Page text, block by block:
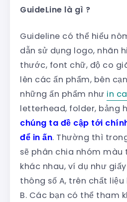
GuideLine là gì ?
Guideline có thể hiểu
dẫn sử dụng logo, nhãn
thước, font chữ, độ co
lên các ấn phẩm, bên
những ấn phẩm như in
letterhead, folder, bảng
chúng ta đề cập tới
để in ấn. Thường thì
sẽ phân chia nhóm màu
khác nhau, ví dụ như
thông số A, trên chất
B. Các bạn có thể tham